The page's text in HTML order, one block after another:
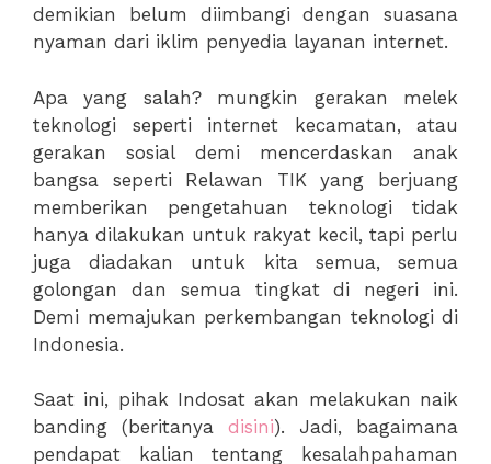
demikian belum diimbangi dengan suasana
nyaman dari iklim penyedia layanan internet.
Apa yang salah? mungkin gerakan melek
teknologi seperti internet kecamatan, atau
gerakan sosial demi mencerdaskan anak
bangsa seperti Relawan TIK yang berjuang
memberikan pengetahuan teknologi tidak
hanya dilakukan untuk rakyat kecil, tapi perlu
juga diadakan untuk kita semua, semua
golongan dan semua tingkat di negeri ini.
Demi memajukan perkembangan teknologi di
Indonesia.
Saat ini, pihak Indosat akan melakukan naik
banding (beritanya disini). Jadi, bagaimana
pendapat kalian tentang kesalahpahaman